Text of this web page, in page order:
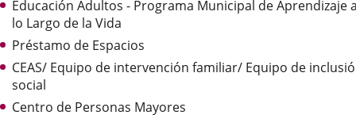
aplicaciónaplicación
Educación Adultos - Programa Municipal de Aprendizaje
lo Largo de la Vida
Préstamo de Espacios
CEAS/ Equipo de intervención familiar/ Equipo de
social
Centro de Personas Mayores